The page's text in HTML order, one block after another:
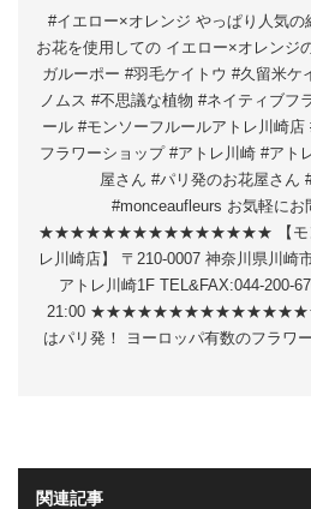
#イエロー×オレンジ やっぱり人気
お花を使用しての イエロー×オレンジ
ガルーポー #羽毛ケイトウ #久留米ケ
ノムス #不思議な植物 #ネイティブフ
ール #モンソーフルールアトレ川崎
フラワーショップ #アトレ川崎 #アト
屋さん #パリ発のお花屋さん
#monceaufleurs お気軽にお
★★★★★★★★★★★★★★★ 【モンソ
レ川崎店】 〒210-0007 神奈川県川崎
アトレ川崎1F TEL&FAX:044-200-
21:00 ★★★★★★★★★★★★★★★
はパリ発！ ヨーロッパ有数のフラワ
関連記事